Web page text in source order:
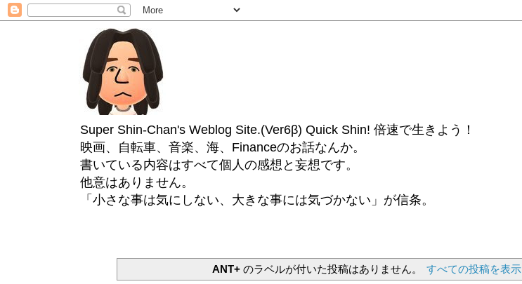
Super Shin-Chan's Weblog Site.(Ver6β) Quick Shin! 倍速で生きよう！
映画、自転車、音楽、海、Financeのお話なんか。
書いている内容はすべて個人の感想と妄想です。
他意はありません。
「小さな事は気にしない、大きな事には気づかない」が信条。
ANT+のラベルが付いた投稿はありません。 すべての投稿を表示